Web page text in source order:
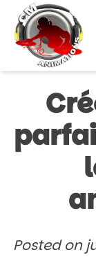
content
Posted on